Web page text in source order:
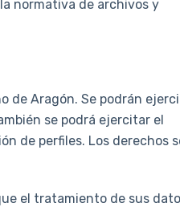
normativa de archivos y
de Aragón. Se podrán
se podrá ejercitar el
de perfiles. Los derechos
el tratamiento de sus